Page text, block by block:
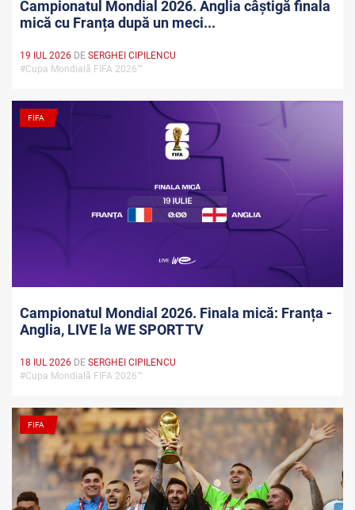
Campionatul Mondial 2026. Anglia câștigă finala
mică cu Franța după un meci...
19 IUL 2026 DE SERGHEI CIPILENCU
#Cupa Mondială FIFA 2026™
FIFA
Campionatul Mondial 2026. Finala mică: Franța -
Anglia, LIVE la WE SPORT TV
18 IUL 2026 DE SERGHEI CIPILENCU
#Cupa Mondială FIFA 2026™
FIFA